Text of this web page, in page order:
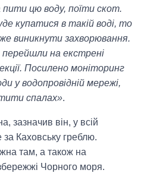
цю воду, поїти скот.
купатися в такій воді, то
виникнути захворювання.
перейшли на екстрені
Посилено моніторинг
у водопровідній мережі,
спалах».
зазначив він, у всій
за Каховську греблю.
там, а також на
Чорного моря.